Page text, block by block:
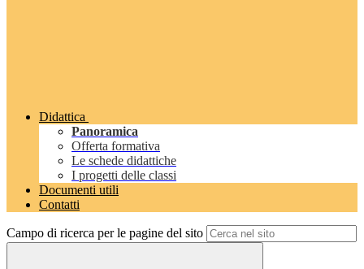
Didattica
Panoramica
Offerta formativa
Le schede didattiche
I progetti delle classi
Documenti utili
Contatti
Campo di ricerca per le pagine del sito